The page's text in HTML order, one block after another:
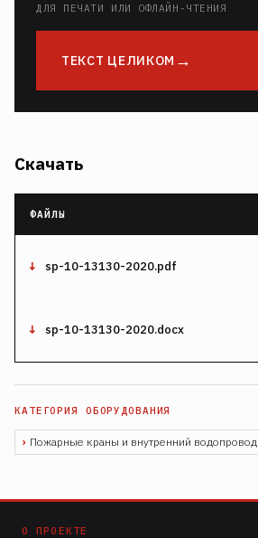
ДЛЯ ПЕЧАТИ ИЛИ ОФЛАЙН-ЧТЕНИЯ
ТЕКСТ ЦЕЛИКОМ
Скачать
sp-10-13130-2020.pdf
sp-10-13130-2020.docx
Пожарные краны и внутренний водопровод
О ПРОЕКТЕ